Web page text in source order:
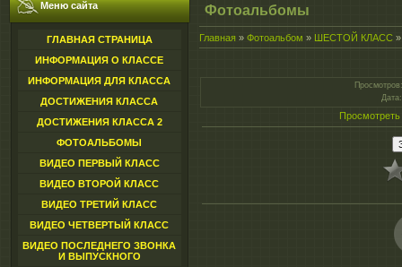
Меню сайта
ГЛАВНАЯ СТРАНИЦА
ИНФОРМАЦИЯ О КЛАССЕ
ИНФОРМАЦИЯ ДЛЯ КЛАССА
ДОСТИЖЕНИЯ КЛАССА
ДОСТИЖЕНИЯ КЛАССА 2
ФОТОАЛЬБОМЫ
ВИДЕО ПЕРВЫЙ КЛАСС
ВИДЕО ВТОРОЙ КЛАСС
ВИДЕО ТРЕТИЙ КЛАСС
ВИДЕО ЧЕТВЕРТЫЙ КЛАСС
ВИДЕО ПОСЛЕДНЕГО ЗВОНКА
И ВЫПУСКНОГО
Фотоальбомы
Главная » Фотоальбом » ШЕСТОЙ КЛАСС
Просмотров
Дата